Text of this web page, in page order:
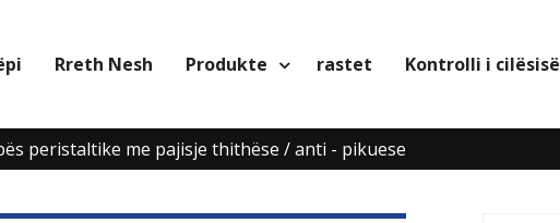
Rreth Nesh Produkte rastet Kontrolli i cilësisë
peristaltike me pajisje thithëse / anti - pikuese